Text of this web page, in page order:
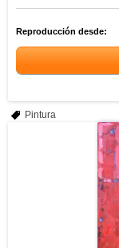
Reproducción desde:
Pintura